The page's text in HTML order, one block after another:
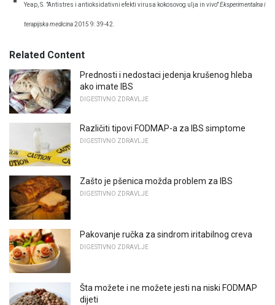
Yeap, S. "Antistres i antioksidativni efekti virusa kokosovog ulja in vivo"Eksperimentalna i
terapijska medicina2015 9: 39-42.
Related Content
Prednosti i nedostaci jedenja krušenog hleba
ako imate IBS
DIGESTIVNO ZDRAVLJE
Različiti tipovi FODMAP-a za IBS simptome
DIGESTIVNO ZDRAVLJE
Zašto je pšenica možda problem za IBS
DIGESTIVNO ZDRAVLJE
Pakovanje ručka za sindrom iritabilnog creva
DIGESTIVNO ZDRAVLJE
Šta možete i ne možete jesti na niski FODMAP
dijeti